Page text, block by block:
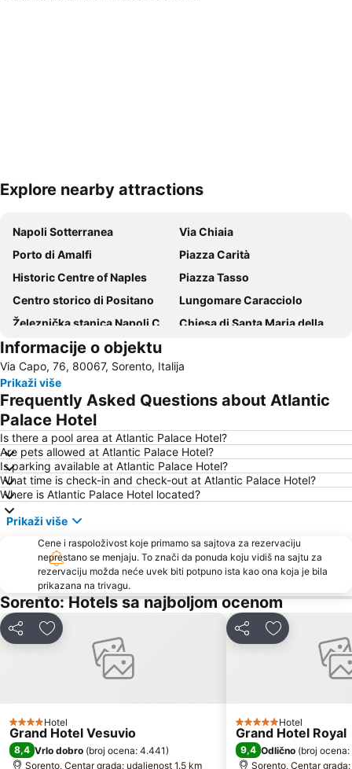
Explore nearby attractions
Napoli Sotterranea
Via Chiaia
Porto di Amalfi
Piazza Carità
Historic Centre of Naples
Piazza Tasso
Centro storico di Positano
Lungomare Caracciolo
Železnička stanica Napoli Centrale
Chiesa di Santa Maria della Verità
Ischia Ponte
Via Toledo
Zona Industriale
Porto di Ischia
Giardini Poseidon
Informacije o objektu
Via Capo, 76, 80067, Sorento, Italija
Prikaži više
Frequently Asked Questions about Atlantic
Palace Hotel
Is there a pool area at Atlantic Palace Hotel?
Are pets allowed at Atlantic Palace Hotel?
Is parking available at Atlantic Palace Hotel?
What time is check-in and check-out at Atlantic Palace Hotel?
Where is Atlantic Palace Hotel located?
Prikaži više
Cene i raspoloživost koje primamo sa sajtova za rezervaciju
neprestano se menjaju. To znači da ponuda koju vidiš na sajtu za
rezervaciju možda neće uvek biti potpuno ista kao ona koja je bila
prikazana na trivagu.
Sorento: Hotels sa najboljom ocenom
Deli Dodati u favorite
4 Zvezdice
Hotel
Grand Hotel Vesuvio
8,4 Vrlo dobro (broj ocena: 4.441)
Sorento, Centar grada: udaljenost 1.5 km
Deli Dodati u
5 Zvezdice
Hotel
Grand Hotel Royal
9,4 Odlično (broj
Sorento, Centar